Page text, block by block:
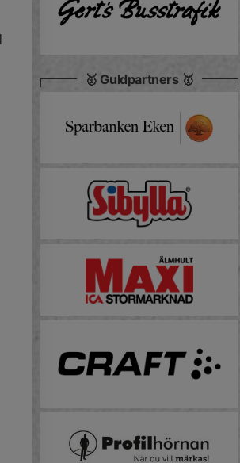
🥇 Guldpartners 🥇